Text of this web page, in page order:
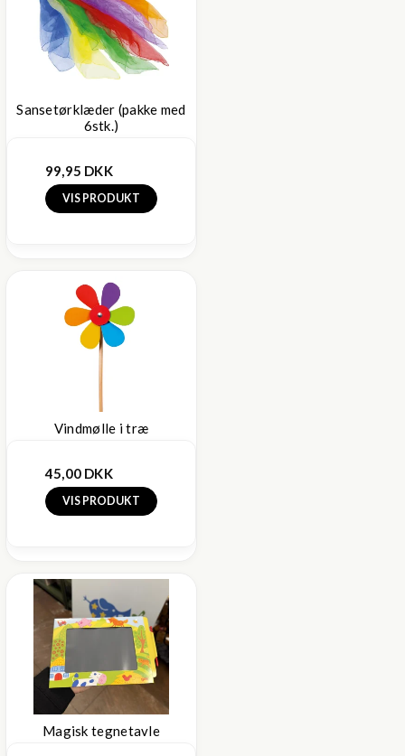
Sansetørklæder (pakke med
6stk.)
99,95 DKK
VIS PRODUKT
Vindmølle i træ
45,00 DKK
VIS PRODUKT
Magisk tegnetavle